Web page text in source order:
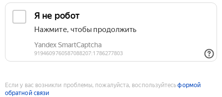
Если у вас возникли проблемы, пожалуйста, воспользуйтесьформой
обратной связи